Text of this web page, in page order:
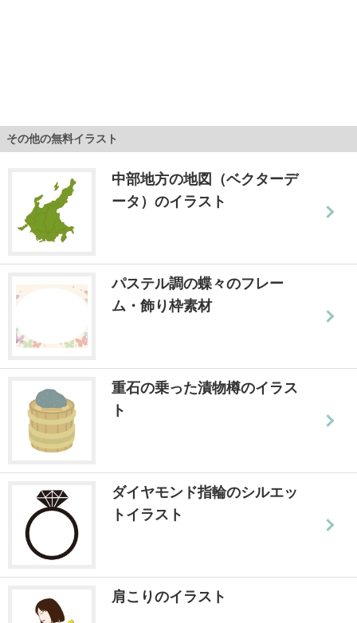
その他の無料イラスト
中部地方の地図（ベクターデ
ータ）のイラスト
パステル調の蝶々のフレー
ム・飾り枠素材
重石の乗った漬物樽のイラス
ト
ダイヤモンド指輪のシルエッ
トイラスト
肩こりのイラスト